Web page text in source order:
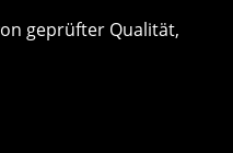
geprüfter Qualität,